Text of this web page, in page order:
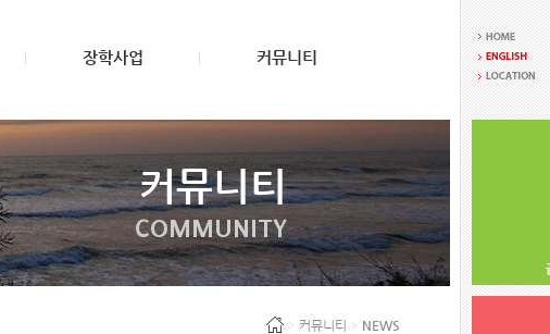
장학사업 커뮤니티
커뮤니티
COMMUNITY
커뮤니티 NEWS